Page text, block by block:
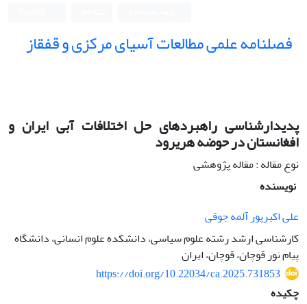
فصلنامه علمی مطالعات آسیای مرکزی و قفقاز
پدیدارشناسی راهبردهای حل اختلافات آبی ایران و
افغانستان در حوضه هریرود
نوع مقاله : مقاله پژوهشی
نویسنده
علی اکبرپور آلمه جوقی
کارشناسی ارشد رشته علوم سیاسی، دانشکده علوم انسانی، دانشگاه
پیام نور قوچان، قوچان، ایران
https://doi.org/10.22034/ca.2025.731853
چکیده